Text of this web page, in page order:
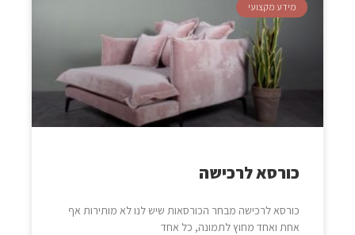
מידע מקצועי
כורסא לרכישה
כורסא לרכישה מבחר הכורסאות שיש לנו לא מותירות אף
אחת ואחד מחוץ לתמונה, כל אחד